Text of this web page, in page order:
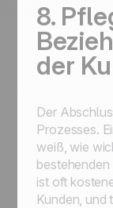
8.
der
Der
Prozesses.
weiß, wie
ist oft
Kunden, und